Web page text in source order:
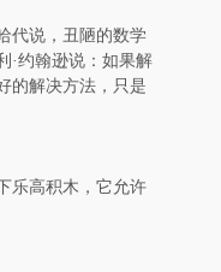
说，丑陋的数学
·约翰逊说：如果解
的解决方法，只是
高积木，它允许